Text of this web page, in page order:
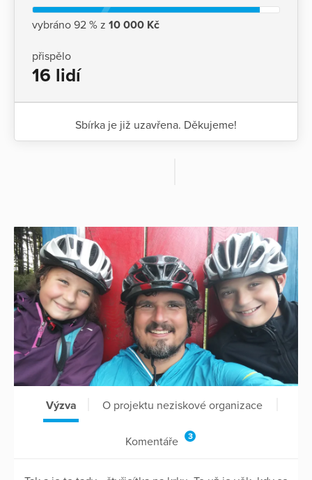
vybráno 92 % z 10 000 Kč
přispělo
16 lidí
Sbírka je již uzavřena. Děkujeme!
Výzva O projektu neziskové organizace
Komentáře 3